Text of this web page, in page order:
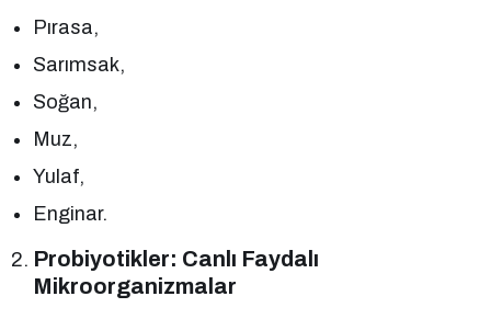
Pırasa,
Sarımsak,
Soğan,
Muz,
Yulaf,
Enginar.
Probiyotikler: Canlı Faydalı
Mikroorganizmalar